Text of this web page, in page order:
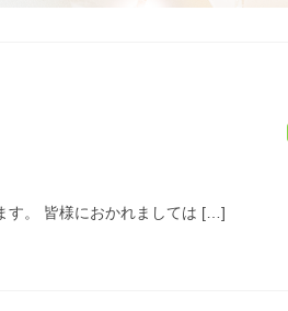
す。 皆様におかれましては […]